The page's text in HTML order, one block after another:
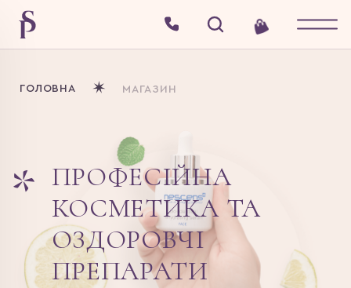
ГОЛОВНА МАГАЗИН
ПРОФЕСІЙНА
КОСМЕТИКА ТА
ОЗДОРОВЧІ
ПРЕПАРАТИ